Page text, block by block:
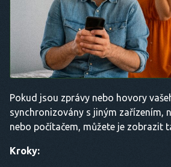
Pokud jsou zprávy nebo hovory
synchronizovány s jiným zařízením,
nebo počítačem, můžete je zobrazit
Kroky: